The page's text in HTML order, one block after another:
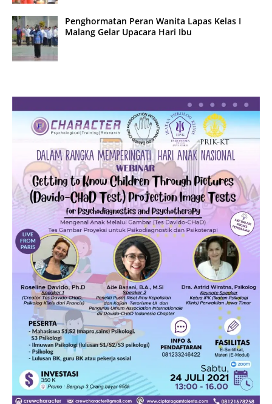
Penghormatan Peran Wanita Lapas Kelas I
Malang Gelar Upacara Hari Ibu